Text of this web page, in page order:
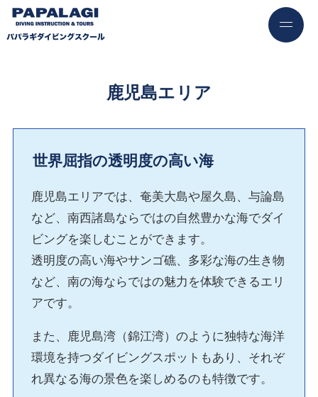
鹿児島エリア
世界屈指の透明度の高い海
鹿児島エリアでは、奄美大島や屋久島、与論島
など、南西諸島ならではの自然豊かな海でダイ
ビングを楽しむことができます。
透明度の高い海やサンゴ礁、多彩な海の生き物
など、南の海ならではの魅力を体験できるエリ
アです。
また、鹿児島湾（錦江湾）のように独特な海洋
環境を持つダイビングスポットもあり、それぞ
れ異なる海の景色を楽しめるのも特徴です。